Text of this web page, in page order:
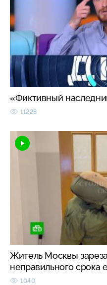
«Фиктивный
11228
Житель Москвы
неправильного срока
1040